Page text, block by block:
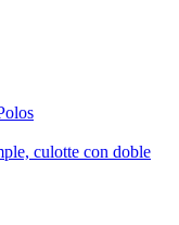
culotte con doble